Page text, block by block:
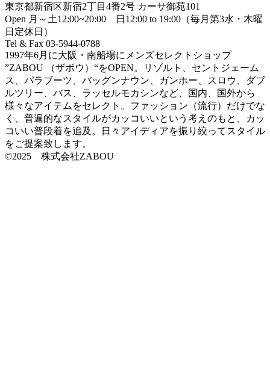
東京都新宿区新宿2丁目4番2号 カーサ御苑101
Open 月～土12:00~20:00 日12:00 to 19:00（毎月第3水・木曜
日定休日）
Tel & Fax 03-5944-0788
1997年6月に大阪・南船場にメンズセレクトショップ
”ZABOU （ザボウ）“をOPEN。リゾルト、セントジェーム
ス、パラブーツ、バッグンナウン、ガンホー、スロウ、ダブ
ルツリー、バス、ラッセルモカシンなど、国内、国外から
様々なアイテムをセレクト。ファッション（流行）だけでな
く、普遍的なスタイルがカッコいいという考えのもと、カッ
コいい普段着を追及。日々アイディアを振り絞ってスタイル
をご提案致します。
©2025 株式会社ZABOU